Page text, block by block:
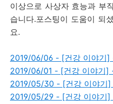
이상으로 사상자 효능과 부
습니다.포스팅이 도움이 되
요.
2019/06/06 - [건강 이야기]
2019/06/01 - [건강 이야기]
2019/05/30 - [건강 이야기]
2019/05/29 - [건강 이야기]